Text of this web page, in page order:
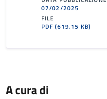
07/02/2025
FILE
PDF(619.15 KB)
A cura di